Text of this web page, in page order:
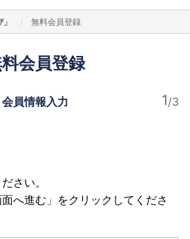
無料会員登録
会員登録
会員情報入力
さい。
へ進む」をクリックしてくださ